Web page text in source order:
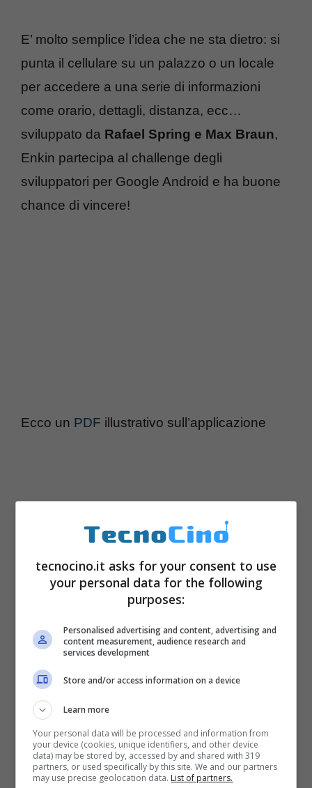
E’ molto semplice l’idea che ne sta dietro: si
punta il cellulare su un palazzo o un locale
per accedere a una serie di informazioni
come orario, dettagli, distanza, ecc…
sviluppato da Rafael Spring e Max Braun,
Enkin partecipa al challenge degli
sviluppatori per Google Android e ha buone
chance di vincere!
Ecco un PDF illustrativo sull’applicazione
tecnocino.it asks for your consent to use
your personal data for the following
purposes:
Personalised advertising and content, advertising and
content measurement, audience research and
services development
Store and/or access information on a device
Learn more
Your personal data will be processed and information from
your device (cookies, unique identifiers, and other device
data) may be stored by, accessed by and shared with 319
partners, or used specifically by this site. We and our partners
may use precise geolocation data. List of partners.